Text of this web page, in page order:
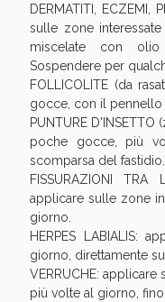
DERMATITI, ECZEMI,
sulle zone
miscelate con
Sospendere per
FOLLICOLITE (da
gocce, con il pennello
PUNTURE
poche gocce, più
scomparsa del fastidio.
FISSURAZIONI
applicare sulle zone
giorno.
HERPES LABIALIS:
giorno, direttamente
VERRUCHE:
più volte al giorno, fino
Benessere